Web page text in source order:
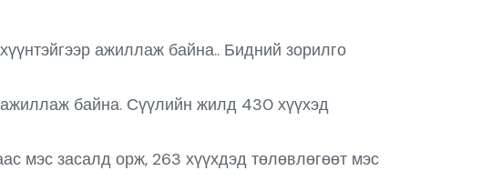
ажиллаж байна.. Бидний зорилго
байна. Сүүлийн жилд 430 хүүхэд
мэс засалд орж, 263 хүүхдэд төлөвлөгөөт мэс